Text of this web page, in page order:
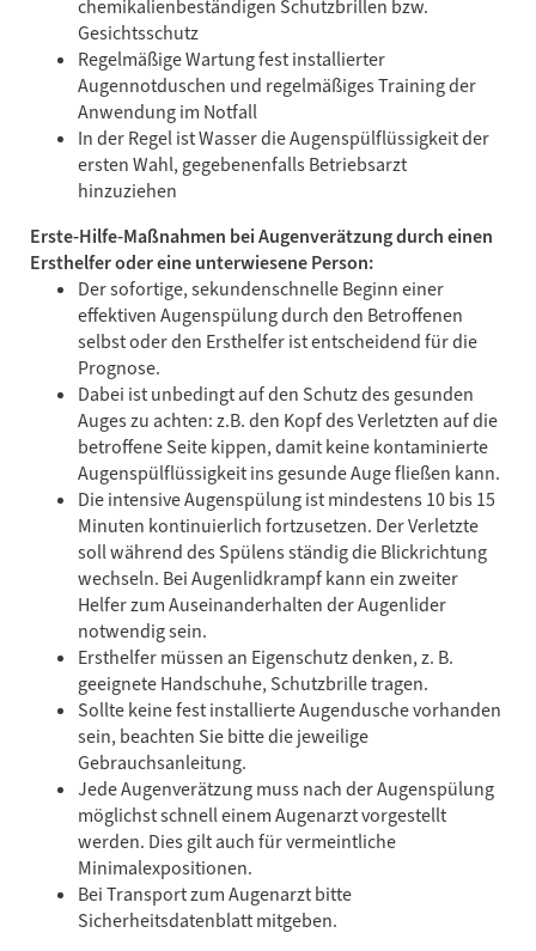
chemikalienbeständigen Schutzbrillen bzw.
Gesichtsschutz
Regelmäßige Wartung fest installierter
Augennotduschen und regelmäßiges Training der
Anwendung im Notfall
In der Regel ist Wasser die Augenspülflüssigkeit der
ersten Wahl, gegebenenfalls Betriebsarzt
hinzuziehen
Erste-Hilfe-Maßnahmen bei Augenverätzung durch einen
Ersthelfer oder eine unterwiesene Person:
Der sofortige, sekundenschnelle Beginn einer
effektiven Augenspülung durch den Betroffenen
selbst oder den Ersthelfer ist entscheidend für die
Prognose.
Dabei ist unbedingt auf den Schutz des gesunden
Auges zu achten: z.B. den Kopf des Verletzten auf die
betroffene Seite kippen, damit keine kontaminierte
Augenspülflüssigkeit ins gesunde Auge fließen kann.
Die intensive Augenspülung ist mindestens 10 bis 15
Minuten kontinuierlich fortzusetzen. Der Verletzte
soll während des Spülens ständig die Blickrichtung
wechseln. Bei Augenlidkrampf kann ein zweiter
Helfer zum Auseinanderhalten der Augenlider
notwendig sein.
Ersthelfer müssen an Eigenschutz denken, z. B.
geeignete Handschuhe, Schutzbrille tragen.
Sollte keine fest installierte Augendusche vorhanden
sein, beachten Sie bitte die jeweilige
Gebrauchsanleitung.
Jede Augenverätzung muss nach der Augenspülung
möglichst schnell einem Augenarzt vorgestellt
werden. Dies gilt auch für vermeintliche
Minimalexpositionen.
Bei Transport zum Augenarzt bitte
Sicherheitsdatenblatt mitgeben.